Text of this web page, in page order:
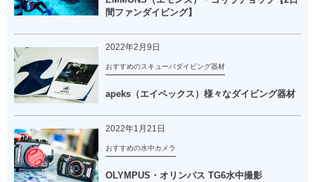
間ファンダイビング】
2022年2月9日
おすすめのスキューバダイビング器材
apeks（エイペックス）様々なダイビング器材
2022年1月21日
おすすめの水中カメラ
OLYMPUS・オリンパス TG6水中撮影